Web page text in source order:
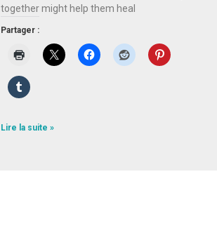
together might help them heal
Partager :
Lire la suite »